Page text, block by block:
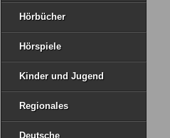
Hörbücher
Hörspiele
Kinder und Jugend
Regionales
Deutsche